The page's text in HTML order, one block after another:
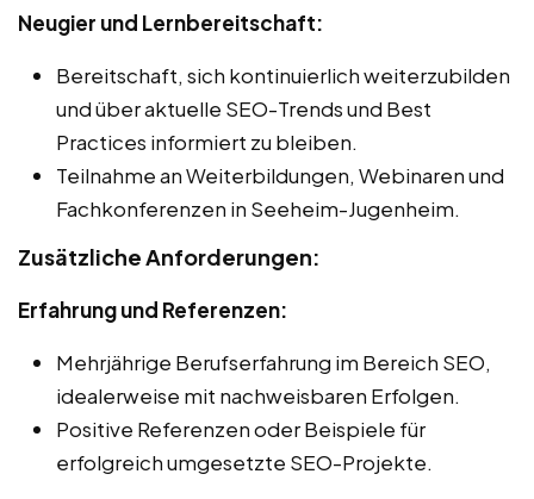
Neugier und Lernbereitschaft:
Bereitschaft, sich kontinuierlich weiterzubilden
und über aktuelle SEO-Trends und Best
Practices informiert zu bleiben.
Teilnahme an Weiterbildungen, Webinaren und
Fachkonferenzen in Seeheim-Jugenheim.
Zusätzliche Anforderungen:
Erfahrung und Referenzen:
Mehrjährige Berufserfahrung im Bereich SEO,
idealerweise mit nachweisbaren Erfolgen.
Positive Referenzen oder Beispiele für
erfolgreich umgesetzte SEO-Projekte.